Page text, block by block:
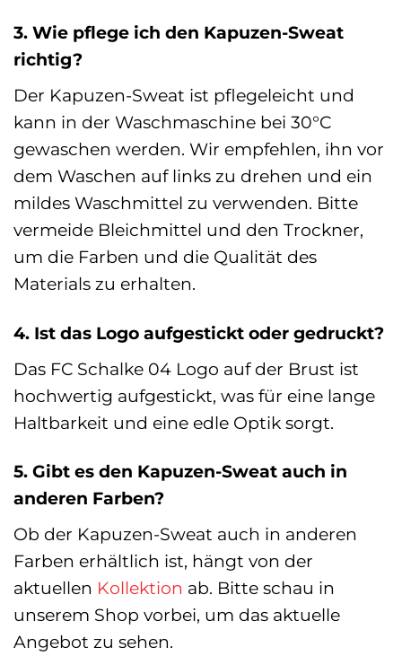
3. Wie pflege ich den Kapuzen-Sweat
richtig?
Der Kapuzen-Sweat ist pflegeleicht und
kann in der Waschmaschine bei 30°C
gewaschen werden. Wir empfehlen, ihn vor
dem Waschen auf links zu drehen und ein
mildes Waschmittel zu verwenden. Bitte
vermeide Bleichmittel und den Trockner,
um die Farben und die Qualität des
Materials zu erhalten.
4. Ist das Logo aufgestickt oder gedruckt?
Das FC Schalke 04 Logo auf der Brust ist
hochwertig aufgestickt, was für eine lange
Haltbarkeit und eine edle Optik sorgt.
5. Gibt es den Kapuzen-Sweat auch in
anderen Farben?
Ob der Kapuzen-Sweat auch in anderen
Farben erhältlich ist, hängt von der
aktuellen Kollektion ab. Bitte schau in
unserem Shop vorbei, um das aktuelle
Angebot zu sehen.